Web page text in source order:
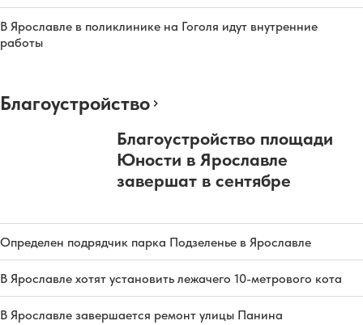
В Ярославле в поликлинике на Гоголя идут внутренние
работы
Благоустройство
Благоустройство площади
Юности в Ярославле
завершат в сентябре
Определен подрядчик парка Подзеленье в Ярославле
В Ярославле хотят установить лежачего 10-метрового кота
В Ярославле завершается ремонт улицы Панина